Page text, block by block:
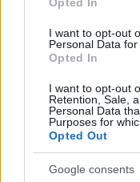
I want to opt-out
Personal Data for
Opted In
I want to opt-out
Retention, Sale,
Personal Data
Purposes for
Opted Out
Google consents
υπηρεσία
οποία υπάγεται
Βρετανίας.
Ο καπετάνιος
ναυτικά μίλια (65
Τζέμπελ Αλί,